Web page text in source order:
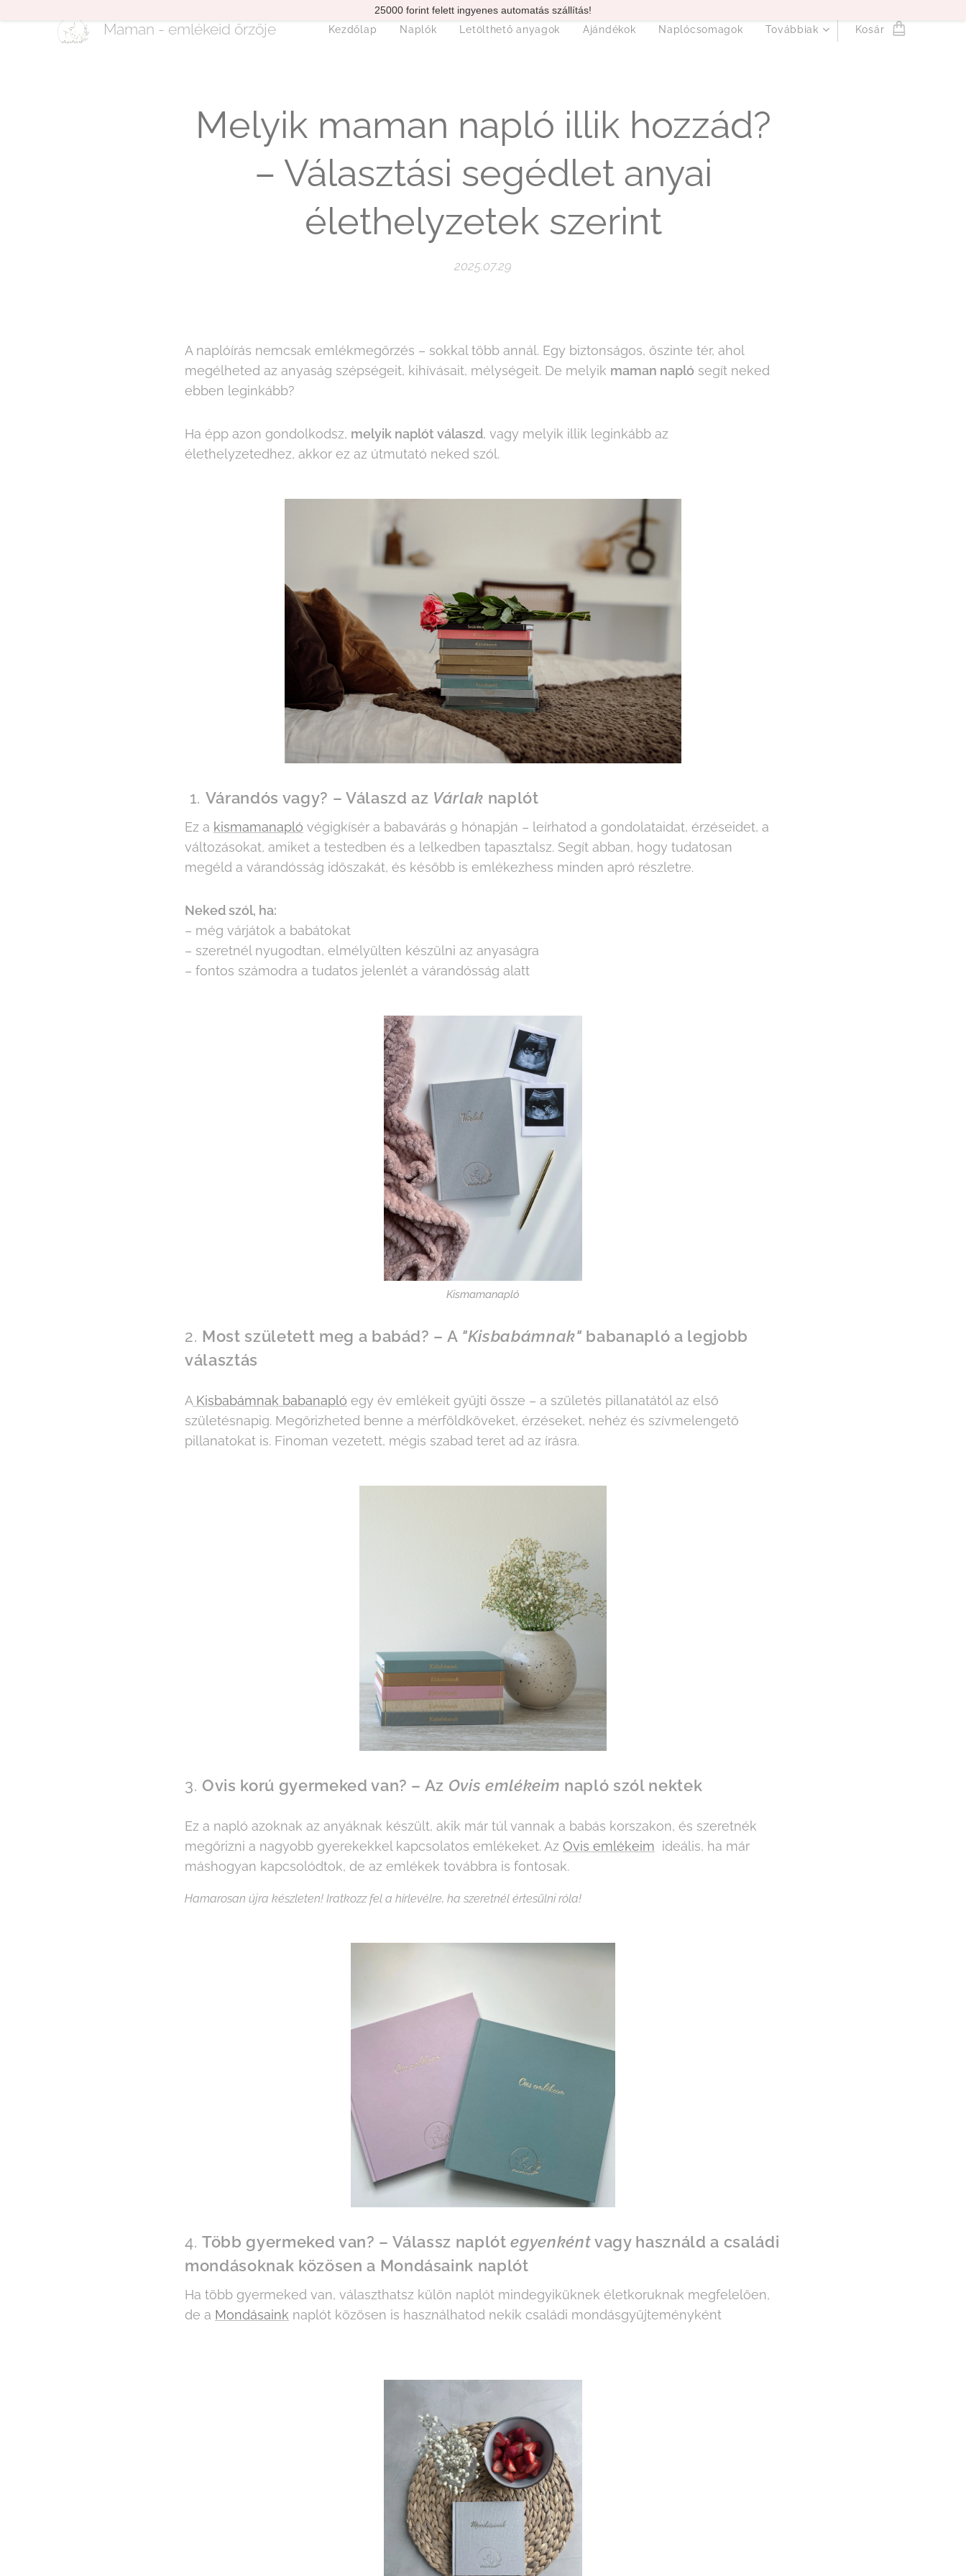
25000 forint felett ingyenes automatás szállítás!
Maman - emlékeid őrzője Kezdőlap Naplók Letölthető anyagok Ajándékok Naplócsomagok Továbbiak Kosár
Melyik maman napló illik hozzád?
– Választási segédlet anyai
élethelyzetek szerint
2025.07.29
A naplóírás nemcsak emlékmegőrzés – sokkal több annál. Egy biztonságos, őszinte tér, ahol
megélheted az anyaság szépségeit, kihívásait, mélységeit. De melyik maman napló segít neked
ebben leginkább?
Ha épp azon gondolkodsz, melyik naplót válaszd, vagy melyik illik leginkább az
élethelyzetedhez, akkor ez az útmutató neked szól.
1. Várandós vagy? – Válaszd az Várlak naplót
Ez a kismamanapló végigkísér a babavárás 9 hónapján – leírhatod a gondolataidat, érzéseidet, a
változásokat, amiket a testedben és a lelkedben tapasztalsz. Segít abban, hogy tudatosan
megéld a várandósság időszakát, és később is emlékezhess minden apró részletre.
Neked szól, ha:
– még várjátok a babátokat
– szeretnél nyugodtan, elmélyülten készülni az anyaságra
– fontos számodra a tudatos jelenlét a várandósság alatt
Kismamanapló
2. Most született meg a babád? – A "Kisbabámnak" babanapló a legjobb
választás
AKisbabámnak babanapló egy év emlékeit gyűjti össze – a születés pillanatától az első
születésnapig. Megőrizheted benne a mérföldköveket, érzéseket, nehéz és szívmelengető
pillanatokat is. Finoman vezetett, mégis szabad teret ad az írásra.
3. Ovis korú gyermeked van? – Az Ovis emlékeim napló szól nektek
Ez a napló azoknak az anyáknak készült, akik már túl vannak a babás korszakon, és szeretnék
megőrizni a nagyobb gyerekekkel kapcsolatos emlékeket. Az Ovis emlékeim ideális, ha már
máshogyan kapcsolódtok, de az emlékek továbbra is fontosak.
Hamarosan újra készleten! Iratkozz fel a hírlevélre, ha szeretnél értesülni róla!
4. Több gyermeked van? – Válassz naplótegyenkéntvagy használd a családi
mondásoknak közösen a Mondásaink naplót
Ha több gyermeked van, választhatsz külön naplót mindegyiküknek életkoruknak megfelelően,
de a Mondásaink naplót közösen is használhatod nekik családi mondásgyűjteményként